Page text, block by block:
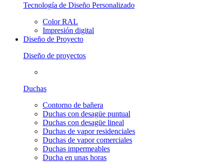
Tecnología de Diseño Personalizado
Color RAL
Impresión digital
Diseño de Proyecto
Diseño de proyectos
Duchas
Contorno de bañera
Duchas con desagüe puntual
Duchas con desagüe lineal
Duchas de vapor residenciales
Duchas de vapor comerciales
Duchas impermeables
Ducha en unas horas